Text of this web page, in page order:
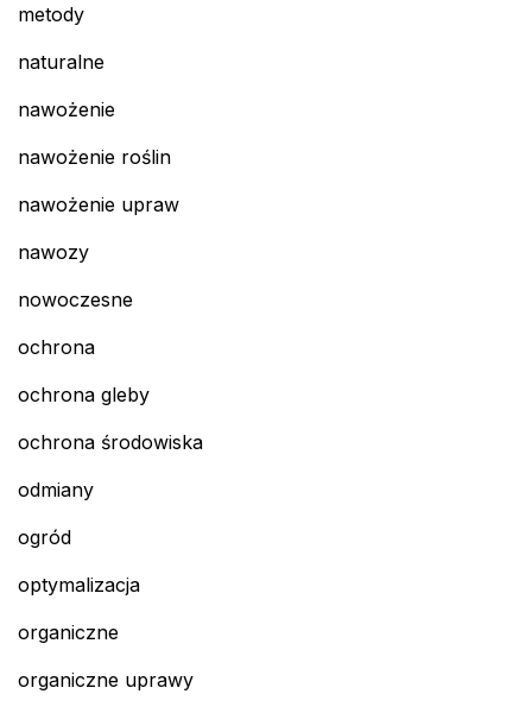
metody
naturalne
nawożenie
nawożenie roślin
nawożenie upraw
nawozy
nowoczesne
ochrona
ochrona gleby
ochrona środowiska
odmiany
ogród
optymalizacja
organiczne
organiczne uprawy